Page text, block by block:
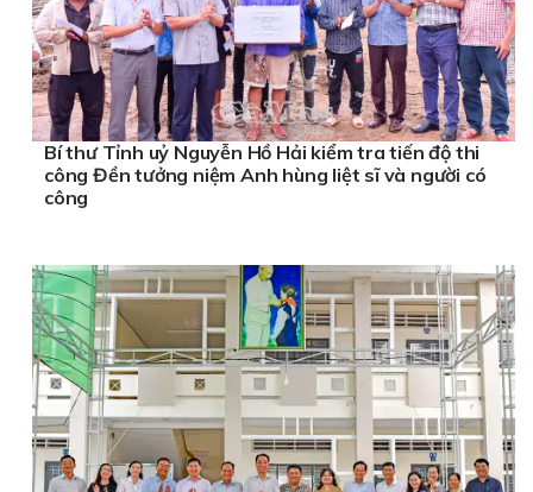
Bí thư Tỉnh uỷ Nguyễn Hồ Hải kiểm tra tiến độ thi
công Đền tưởng niệm Anh hùng liệt sĩ và người có
công